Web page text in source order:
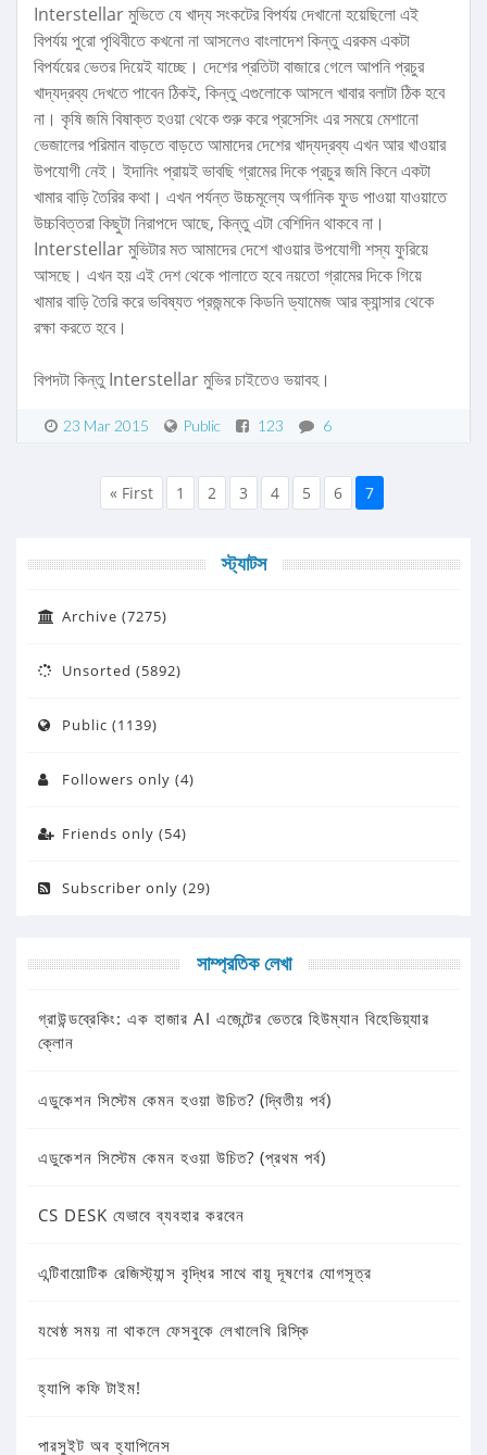
Interstellar মুভিতে যে খাদ্য সংকটের বিপর্যয় দেখানো হয়েছিলো এই
বিপর্যয় পুরো পৃথিবীতে কখনো না আসলেও বাংলাদেশ কিন্তু এরকম একটা
বিপর্যয়ের ভেতর দিয়েই যাচ্ছে। দেশের প্রতিটা বাজারে গেলে আপনি প্রচুর
খাদ্যদ্রব্য দেখতে পাবেন ঠিকই, কিন্তু এগুলোকে আসলে খাবার বলাটা ঠিক হবে
না। কৃষি জমি বিষাক্ত হওয়া থেকে শুরু করে প্রসেসিং এর সময়ে মেশানো
ভেজালের পরিমান বাড়তে বাড়তে আমাদের দেশের খাদ্যদ্রব্য এখন আর খাওয়ার
উপযোগী নেই। ইদানিং প্রায়ই ভাবছি গ্রামের দিকে প্রচুর জমি কিনে একটা
খামার বাড়ি তৈরির কথা। এখন পর্যন্ত উচ্চমূল্যে অর্গানিক ফুড পাওয়া যাওয়াতে
উচ্চবিত্তরা কিছুটা নিরাপদে আছে, কিন্তু এটা বেশিদিন থাকবে না।
Interstellar মুভিটার মত আমাদের দেশে খাওয়ার উপযোগী শস্য ফুরিয়ে
আসছে। এখন হয় এই দেশ থেকে পালাতে হবে নয়তো গ্রামের দিকে গিয়ে
খামার বাড়ি তৈরি করে ভবিষ্যত প্রজন্মকে কিডনি ড্যামেজ আর ক্যান্সার থেকে
রক্ষা করতে হবে।
বিপদটা কিন্তু Interstellar মুভির চাইতেও ভয়াবহ।
23 Mar 2015 Public 123 6
« First 1 2 3 4 5 6 7
স্ট্যাটস
Archive (7275)
Unsorted (5892)
Public (1139)
Followers only (4)
Friends only (54)
Subscriber only (29)
সাম্প্রতিক লেখা
গ্রাউন্ডব্রেকিং: এক হাজার AI এজেন্টের ভেতরে হিউম্যান বিহেভিয়্যার
ক্লোন
এডুকেশন সিস্টেম কেমন হওয়া উচিত? (দ্বিতীয় পর্ব)
এডুকেশন সিস্টেম কেমন হওয়া উচিত? (প্রথম পর্ব)
CS DESK যেভাবে ব্যবহার করবেন
এন্টিবায়োটিক রেজিস্ট্যান্স বৃদ্ধির সাথে বায়ূ দূষণের যোগসূত্র
যথেষ্ঠ সময় না থাকলে ফেসবুকে লেখালেখি রিস্কি
হ্যাপি কফি টাইম!
পারসুইট অব হ্যাপিনেস